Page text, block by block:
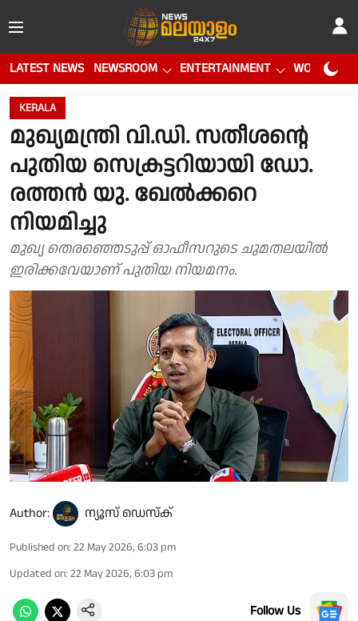
LATEST NEWS NEWSROOM ENTERTAINMENT WORLD CUP
KERALA
മുഖ്യമന്ത്രി വി.ഡി. സതീശൻ്റെ
പുതിയ സെക്രട്ടറിയായി ഡോ.
രത്തൻ യു. ഖേൽക്കറെ
നിയമിച്ചു
മുഖ്യ തെരഞ്ഞെടുപ്പ് ഓഫീസറുടെ ചുമതലയിൽ
ഇരിക്കവേയാണ് പുതിയ നിയമനം.
Author: ന്യൂസ് ഡെസ്ക്
Published on: 22 May 2026, 6:03 pm
Updated on: 22 May 2026, 6:03 pm
Follow Us